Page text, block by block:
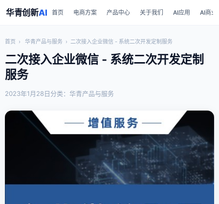
华青创新AI 首页 电商方案 产品中心 关于我们 AI应用 AI商业
首页 › 华青产品与服务 › 二次接入企业微信 - 系统二次开发定制服务
二次接入企业微信 - 系统二次开发定制
服务
2023年1月28日分类：华青产品与服务